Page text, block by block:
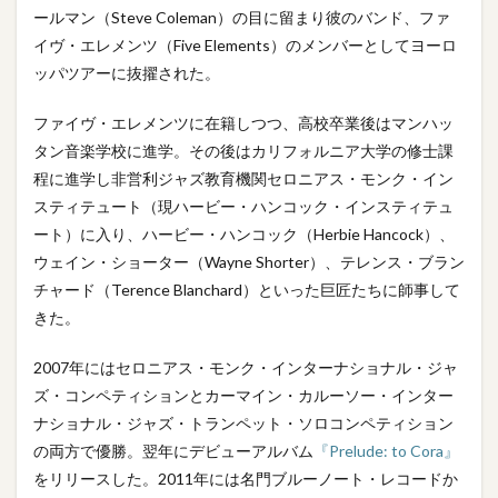
ールマン（Steve Coleman）の目に留まり彼のバンド、ファ
イヴ・エレメンツ（Five Elements）のメンバーとしてヨーロ
ッパツアーに抜擢された。
ファイヴ・エレメンツに在籍しつつ、高校卒業後はマンハッ
タン音楽学校に進学。その後はカリフォルニア大学の修士課
程に進学し非営利ジャズ教育機関セロニアス・モンク・イン
スティテュート（現ハービー・ハンコック・インスティテュ
ート）に入り、ハービー・ハンコック（Herbie Hancock）、
ウェイン・ショーター（Wayne Shorter）、テレンス・ブラン
チャード（Terence Blanchard）といった巨匠たちに師事して
きた。
2007年にはセロニアス・モンク・インターナショナル・ジャ
ズ・コンペティションとカーマイン・カルーソー・インター
ナショナル・ジャズ・トランペット・ソロコンペティション
の両方で優勝。翌年にデビューアルバム 『Prelude: to Cora』
をリリースした。2011年には名門ブルーノート・レコードか